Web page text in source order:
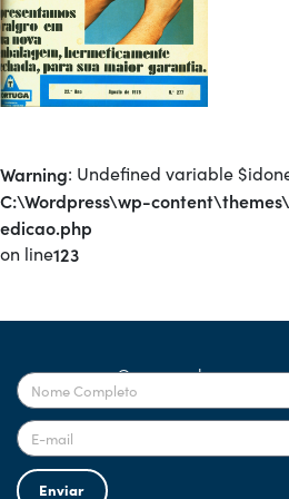
Warning: Undefined variable
C:\Wordpress\wp-
edicao.php
on line123
Quer receber
Enviar